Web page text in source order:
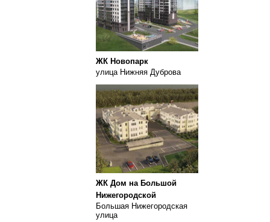
ЖК Новопарк
улица Нижняя Дуброва
ЖК Дом на Большой
Нижегородской
Большая Нижегородская
улица